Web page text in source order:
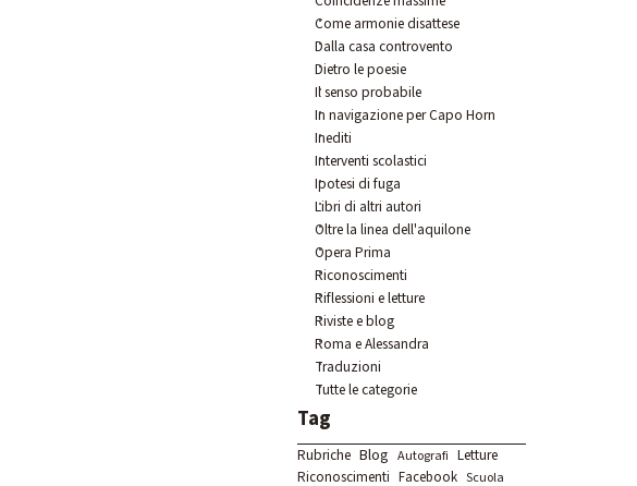
Come armonie disattese
Dalla casa controvento
Dietro le poesie
Il senso probabile
In navigazione per Capo Horn
Inediti
Interventi scolastici
Ipotesi di fuga
Libri di altri autori
Oltre la linea dell'aquilone
Opera Prima
Riconoscimenti
Riflessioni e letture
Riviste e blog
Roma e Alessandra
Traduzioni
Tutte le categorie
Salta blocco Tag
Tag
Rubriche Blog Autografi Letture
Riconoscimenti Facebook Scuola